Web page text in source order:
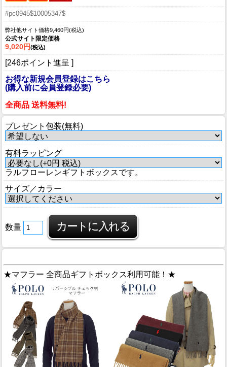
#pc0945$10005347$
弊社他サイト価格9,460円(税込)
公式サイト限定価格
9,020円(税込)
[246ポイント進呈 ]
お得な新規会員登録はこちら
(購入前に会員登録必要)
全商品 送料無料!
プレゼント包装(無料)
有料ラッピング
ラルフローレンギフトボックスです。
サイズ／カラー
数量
★マフラー 全商品ギフトボックス利用可能！★